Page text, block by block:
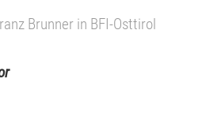
Brunner in BFI-Osttirol